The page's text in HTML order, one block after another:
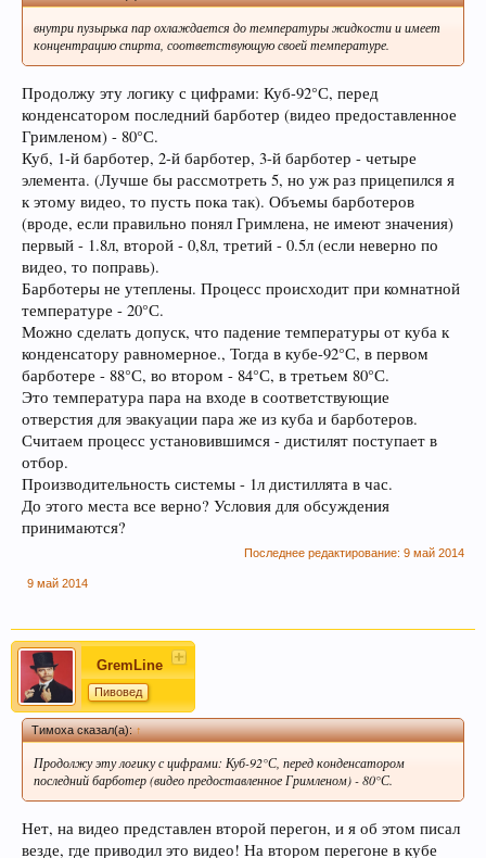
внутри пузырька пар охлаждается до температуры жидкости и имеет
концентрацию спирта, соответствующую своей температуре.
Продолжу эту логику с цифрами: Куб-92°С, перед
конденсатором последний барботер (видео предоставленное
Гримленом) - 80°С.
Куб, 1-й барботер, 2-й барботер, 3-й барботер - четыре
элемента. (Лучше бы рассмотреть 5, но уж раз прицепился я
к этому видео, то пусть пока так). Объемы барботеров
(вроде, если правильно понял Гримлена, не имеют значения)
первый - 1.8л, второй - 0,8л, третий - 0.5л (если неверно по
видео, то поправь).
Барботеры не утеплены. Процесс происходит при комнатной
температуре - 20°С.
Можно сделать допуск, что падение температуры от куба к
конденсатору равномерное., Тогда в кубе-92°С, в первом
барботере - 88°С, во втором - 84°С, в третьем 80°С.
Это температура пара на входе в соответствующие
отверстия для эвакуации пара же из куба и барботеров.
Считаем процесс установившимся - дистилят поступает в
отбор.
Производительность системы - 1л дистиллята в час.
До этого места все верно? Условия для обсуждения
принимаются?
Последнее редактирование: 9 май 2014
9 май 2014
GremLine
Пивовед
Тимоха сказал(а):↑
Продолжу эту логику с цифрами: Куб-92°С, перед конденсатором
последний барботер (видео предоставленное Гримленом) - 80°С.
Нет, на видео представлен второй перегон, и я об этом писал
везде, где приводил это видео! На втором перегоне в кубе